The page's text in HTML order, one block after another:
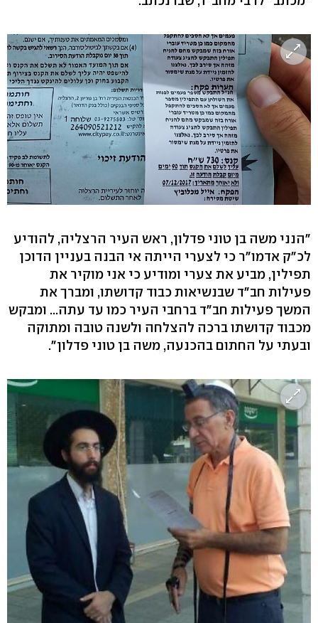
"הנני משה בן טוני פדלון, ראש העיר הרצליה, להודיע
לכ"ק אדמו"ר כי לצערי הייתה אי הבנה בעניין הדוכן
תפילין, מביע את צערי ומודיע כי אני מוקיר את
פעילות חב"ד שבנשיאות כבוד קדושתו, ומברך את
המשך פעילות חב"ד ברחבי העיר כמו עד עתה... ומבקש
מכבוד קדושתו ברכה להצלחה ולשנה טובה ומתוקה
ובעתי על החתום בהכנעה, משה בן טוני פדלון".